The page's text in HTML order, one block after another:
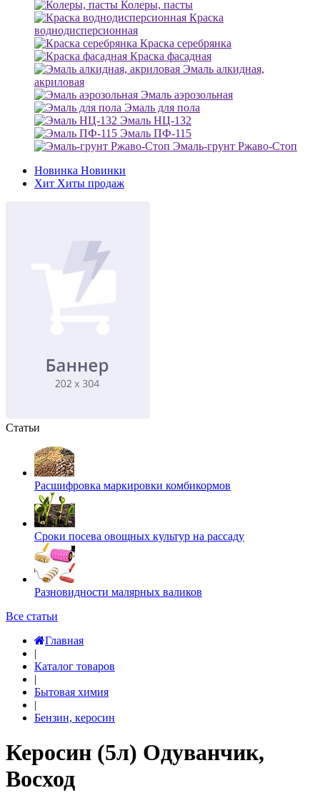
Колеры, пасты
Краска
воднодисперсионная
Краска серебрянка
Краска фасадная
Эмаль алкидная,
акриловая
Эмаль аэрозольная
Эмаль для пола
Эмаль НЦ-132
Эмаль ПФ-115
Эмаль-грунт Ржаво-Стоп
Новинка Новинки
Хит Хиты продаж
Статьи
Расшифровка маркировки комбикормов
Сроки посева овощных культур на рассаду
Разновидности малярных валиков
Все статьи
Главная
|
Каталог товаров
|
Бытовая химия
|
Бензин, керосин
Керосин (5л) Одуванчик,
Восход